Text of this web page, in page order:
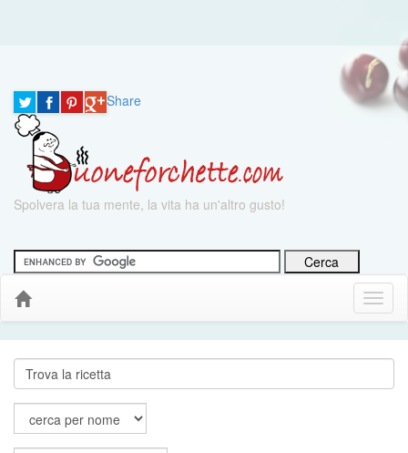
Share
Spolvera la tua mente, la vita ha un'altro gusto!
Menu
Down
Cerca